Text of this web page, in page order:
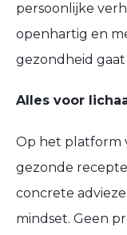
persoonlijke
openhartig en
gezondheid
Alles voor
Op het platform
gezonde
concrete
mindset. Geen